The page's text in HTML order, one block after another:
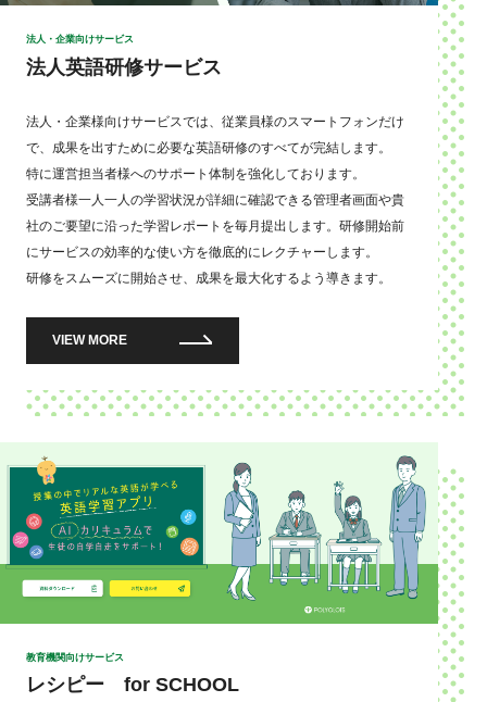
法人・企業向けサービス
法人英語研修サービス
法人・企業様向けサービスでは、従業員様のスマートフォンだけ
で、成果を出すために必要な英語研修のすべてが完結します。
特に運営担当者様へのサポート体制を強化しております。
受講者様一人一人の学習状況が詳細に確認できる管理者画面や貴
社のご要望に沿った学習レポートを毎月提出します。研修開始前
にサービスの効率的な使い方を徹底的にレクチャーします。
研修をスムーズに開始させ、成果を最大化するよう導きます。
VIEW MORE
教育機関向けサービス
レシピー for SCHOOL